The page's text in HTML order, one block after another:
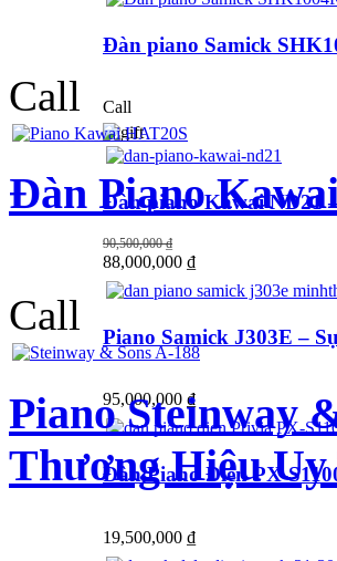
Đàn piano Samick
Call
Đàn piano Kawai ND21
90,500,000 ₫
88,000,000 ₫
Piano Samick J303E –
95,000,000 ₫
Đàn Piano Điện PX-
19,500,000 ₫
Call
Đàn Piano
Call
Piano Steinway
Thương Hiệu